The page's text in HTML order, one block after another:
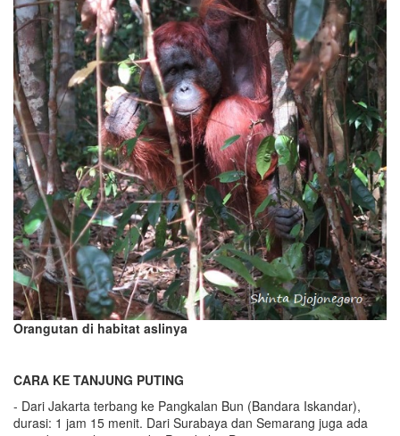
Orangutan di habitat aslinya
CARA KE TANJUNG PUTING
- Dari Jakarta terbang ke Pangkalan Bun (Bandara Iskandar),
durasi: 1 jam 15 menit. Dari Surabaya dan Semarang juga ada